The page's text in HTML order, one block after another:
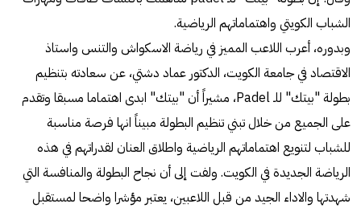
الشباب الكويتي واهتماماتهم الرياضية.
وبدوره، أعرب اللاعب المميز في رياضة الاسكواش والتنس واستاذ
الاقتصاد في جامعة الكويت، الدكتور عماد دشتي، عن سعادته بتنظيم
بطولة "بيتك" للـ Padel، مشيراً أن "بيتك" ابدى اهتماما مسبقا وتقدم
على الجميع من خلال تبني تنظيم البطولة مبيناً انها فرصة مناسبة
للشباب لتنويع اهتماماتهم الرياضية واطلاق العنان لقدراتهم في هذه
الرياضة الجديدة في الكويت. ولفت إلى أن نجاح البطولة والمنافسة التي
شهدتها والاداء الجيد من قبل اللاعبين، يعتبر مؤشرا واضحا لمستقبل